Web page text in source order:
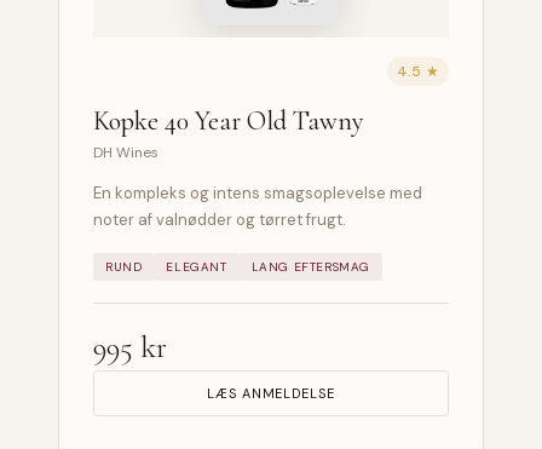
4.5 ★
Kopke 40 Year Old Tawny
DH Wines
En kompleks og intens smagsoplevelse med
noter af valnødder og tørret frugt.
RUND ELEGANT LANG EFTERSMAG
995 kr
LÆS ANMELDELSE